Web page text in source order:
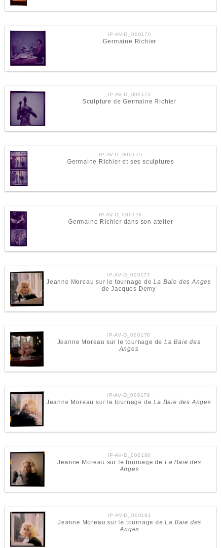
IP-AV-D_000170
Germaine Richier
IP-AV-D_000172
Sculpture de Germaine Richier
IP-AV-D_000175
Germaine Richier et ses sculptures
IP-AV-D_000176
Germaine Richier dans son atelier
IP-AV-D_000177
Jeanne Moreau sur le tournage deLa Baie des Anges
de Jacques Demy
IP-AV-D_000178
Jeanne Moreau sur le tournage de La Baie des
Anges
IP-AV-D_000179
Jeanne Moreau sur le tournage deLa Baie des Anges
IP-AV-D_000180
Jeanne Moreau sur le tournage de La Baie des
Anges
IP-AV-D_000181
Jeanne Moreau sur le tournage deLa Baie des
Anges